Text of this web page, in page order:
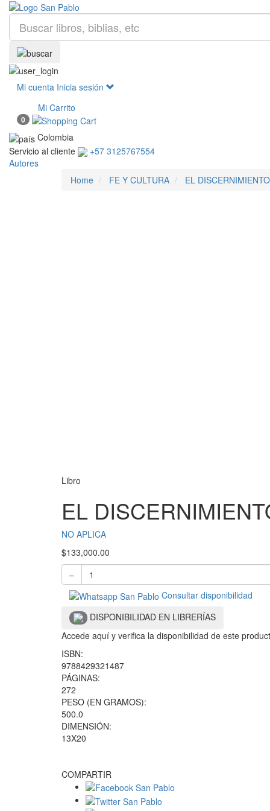
Mi cuenta Inicia sesión
Mi Carrito
0
Colombia
Servicio al cliente
+57 3125767554
Autores
Home
FE Y CULTURA EL DISCERNIMIENTO
Libro
EL
NO APLICA
$133,000.00
–
Consultar disponibilidad
DISPONIBILIDAD EN LIBRERÍAS
Accede aquí y verifica la disponibilidad de este
ISBN:
9788429321487
PÁGINAS:
272
PESO (EN GRAMOS):
500.0
DIMENSIÓN:
13X20
COMPARTIR